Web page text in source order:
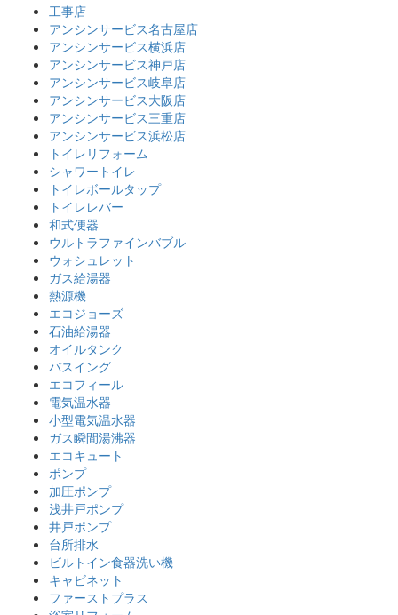
工事店
アンシンサービス名古屋店
アンシンサービス横浜店
アンシンサービス神戸店
アンシンサービス岐阜店
アンシンサービス大阪店
アンシンサービス三重店
アンシンサービス浜松店
トイレリフォーム
シャワートイレ
トイレボールタップ
トイレレバー
和式便器
ウルトラファインバブル
ウォシュレット
ガス給湯器
熱源機
エコジョーズ
石油給湯器
オイルタンク
バスイング
エコフィール
電気温水器
小型電気温水器
ガス瞬間湯沸器
エコキュート
ポンプ
加圧ポンプ
浅井戸ポンプ
井戸ポンプ
台所排水
ビルトイン食器洗い機
キャビネット
ファーストプラス